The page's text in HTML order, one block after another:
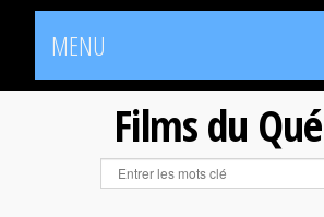
MENU
Films du